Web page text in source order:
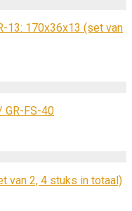
13: 170x36x13 (set van
GR-FS-40
van 2, 4 stuks in totaal)